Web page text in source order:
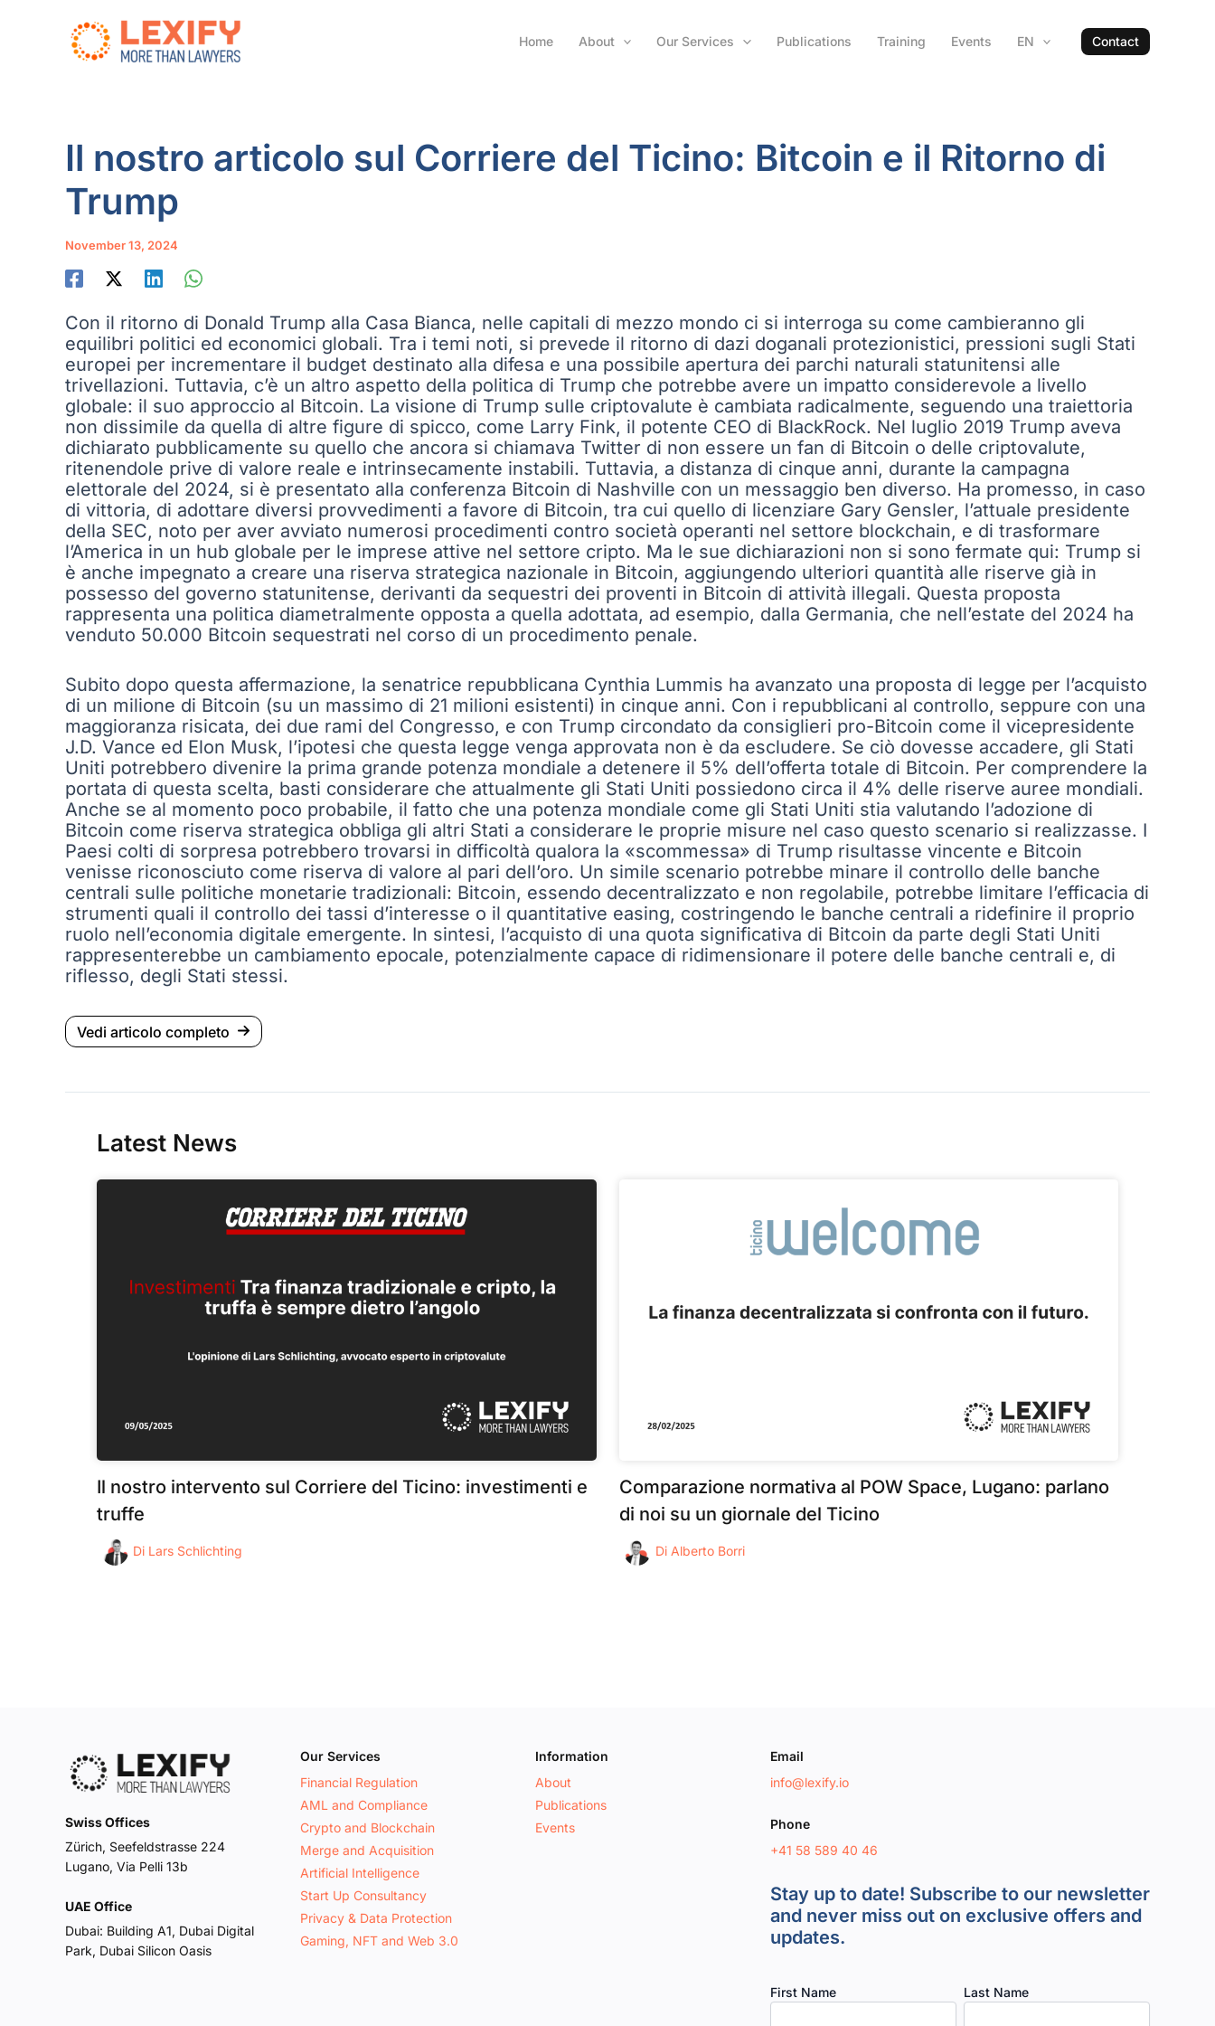
Home About Our Services Publications Training Events EN Contact
Il nostro articolo sul Corriere del Ticino: Bitcoin e il Ritorno di
Trump
November 13, 2024
Con il ritorno di Donald Trump alla Casa Bianca, nelle capitali di mezzo mondo ci si interroga su come cambieranno gli
equilibri politici ed economici globali. Tra i temi noti, si prevede il ritorno di dazi doganali protezionistici, pressioni sugli Stati
europei per incrementare il budget destinato alla difesa e una possibile apertura dei parchi naturali statunitensi alle
trivellazioni. Tuttavia, c’è un altro aspetto della politica di Trump che potrebbe avere un impatto considerevole a livello
globale: il suo approccio al Bitcoin. La visione di Trump sulle criptovalute è cambiata radicalmente, seguendo una traiettoria
non dissimile da quella di altre figure di spicco, come Larry Fink, il potente CEO di BlackRock. Nel luglio 2019 Trump aveva
dichiarato pubblicamente su quello che ancora si chiamava Twitter di non essere un fan di Bitcoin o delle criptovalute,
ritenendole prive di valore reale e intrinsecamente instabili. Tuttavia, a distanza di cinque anni, durante la campagna
elettorale del 2024, si è presentato alla conferenza Bitcoin di Nashville con un messaggio ben diverso. Ha promesso, in caso
di vittoria, di adottare diversi provvedimenti a favore di Bitcoin, tra cui quello di licenziare Gary Gensler, l’attuale presidente
della SEC, noto per aver avviato numerosi procedimenti contro società operanti nel settore blockchain, e di trasformare
l’America in un hub globale per le imprese attive nel settore cripto. Ma le sue dichiarazioni non si sono fermate qui: Trump si
è anche impegnato a creare una riserva strategica nazionale in Bitcoin, aggiungendo ulteriori quantità alle riserve già in
possesso del governo statunitense, derivanti da sequestri dei proventi in Bitcoin di attività illegali. Questa proposta
rappresenta una politica diametralmente opposta a quella adottata, ad esempio, dalla Germania, che nell’estate del 2024 ha
venduto 50.000 Bitcoin sequestrati nel corso di un procedimento penale.
Subito dopo questa affermazione, la senatrice repubblicana Cynthia Lummis ha avanzato una proposta di legge per l’acquisto
di un milione di Bitcoin (su un massimo di 21 milioni esistenti) in cinque anni. Con i repubblicani al controllo, seppure con una
maggioranza risicata, dei due rami del Congresso, e con Trump circondato da consiglieri pro-Bitcoin come il vicepresidente
J.D. Vance ed Elon Musk, l’ipotesi che questa legge venga approvata non è da escludere. Se ciò dovesse accadere, gli Stati
Uniti potrebbero divenire la prima grande potenza mondiale a detenere il 5% dell’offerta totale di Bitcoin. Per comprendere la
portata di questa scelta, basti considerare che attualmente gli Stati Uniti possiedono circa il 4% delle riserve auree mondiali.
Anche se al momento poco probabile, il fatto che una potenza mondiale come gli Stati Uniti stia valutando l’adozione di
Bitcoin come riserva strategica obbliga gli altri Stati a considerare le proprie misure nel caso questo scenario si realizzasse. I
Paesi colti di sorpresa potrebbero trovarsi in difficoltà qualora la «scommessa» di Trump risultasse vincente e Bitcoin
venisse riconosciuto come riserva di valore al pari dell’oro. Un simile scenario potrebbe minare il controllo delle banche
centrali sulle politiche monetarie tradizionali: Bitcoin, essendo decentralizzato e non regolabile, potrebbe limitare l’efficacia di
strumenti quali il controllo dei tassi d’interesse o il quantitative easing, costringendo le banche centrali a ridefinire il proprio
ruolo nell’economia digitale emergente. In sintesi, l’acquisto di una quota significativa di Bitcoin da parte degli Stati Uniti
rappresenterebbe un cambiamento epocale, potenzialmente capace di ridimensionare il potere delle banche centrali e, di
riflesso, degli Stati stessi.
Vedi articolo completo
Latest News
Il nostro intervento sul Corriere del Ticino: investimenti e
truffe
Di Lars Schlichting
Comparazione normativa al POW Space, Lugano: parlano
di noi su un giornale del Ticino
Di Alberto Borri
Swiss Offices
Zürich, Seefeldstrasse 224
Lugano, Via Pelli 13b
UAE Office
Dubai: Building A1, Dubai Digital
Park, Dubai Silicon Oasis
Our Services
Financial Regulation
AML and Compliance
Crypto and Blockchain
Merge and Acquisition
Artificial Intelligence
Start Up Consultancy
Privacy & Data Protection
Gaming, NFT and Web 3.0
Information
About
Publications
Events
Email
info@lexify.io
Phone
+41 58 589 40 46
Stay up to date! Subscribe to our newsletter
and never miss out on exclusive offers and
updates.
First Name Last Name